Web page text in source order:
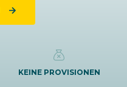
KEINE PROVISIONEN